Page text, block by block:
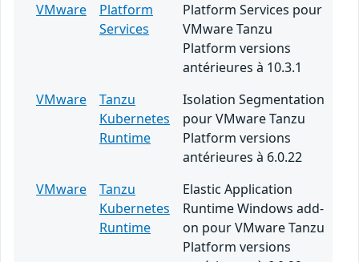
VMware
Platform
Services
Platform Services pour
VMware Tanzu
Platform versions
antérieures à 10.3.1
VMware
Tanzu
Kubernetes
Runtime
Isolation Segmentation
pour VMware Tanzu
Platform versions
antérieures à 6.0.22
VMware
Tanzu
Kubernetes
Runtime
Elastic Application
Runtime Windows add-
on pour VMware Tanzu
Platform versions